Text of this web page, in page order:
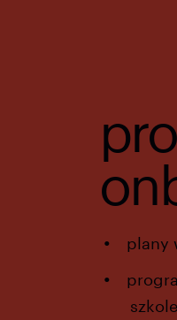
plany